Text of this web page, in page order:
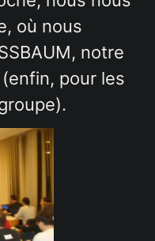
où nous
notre
(enfin, pour les